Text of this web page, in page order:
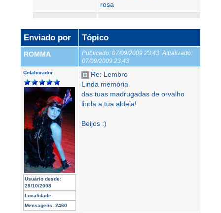
rosa
Enviado por Tópico
ROMMA Publicado: 07/09/2009 23:43 Atualizado:
07/09/2009 23:43
Colaborador
Usuário desde:
29/10/2008
Localidade:
Mensagens: 2460
Re: Lembro
Linda memória
das tuas madrugadas de orvalho
linda a tua aldeia!
Beijos :)